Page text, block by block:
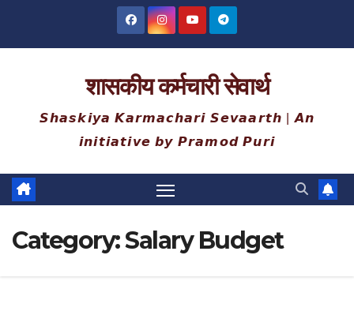
शासकीय कर्मचारी सेवार्थ
𝙎𝙝𝙖𝙨𝙠𝙞𝙮𝙖 𝙆𝙖𝙧𝙢𝙖𝙘𝙝𝙖𝙧𝙞 𝙎𝙚𝙫𝙖𝙖𝙧𝙩𝙝 | 𝘼𝙣
𝙞𝙣𝙞𝙩𝙞𝙖𝙩𝙞𝙫𝙚 𝙗𝙮 𝙋𝙧𝙖𝙢𝙤𝙙 𝙋𝙪𝙧𝙞
Category:Salary Budget